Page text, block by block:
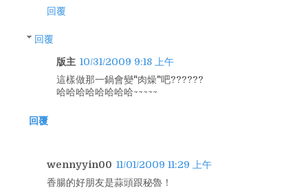
回覆
回覆
版主 10/31/2009 9:18 上午
這樣做那一鍋會變"肉燥"吧??????
哈哈哈哈哈哈哈哈~~~~~
回覆
wennyyin00 11/01/2009 11:29 上午
香腸的好朋友是蒜頭跟秘魯！